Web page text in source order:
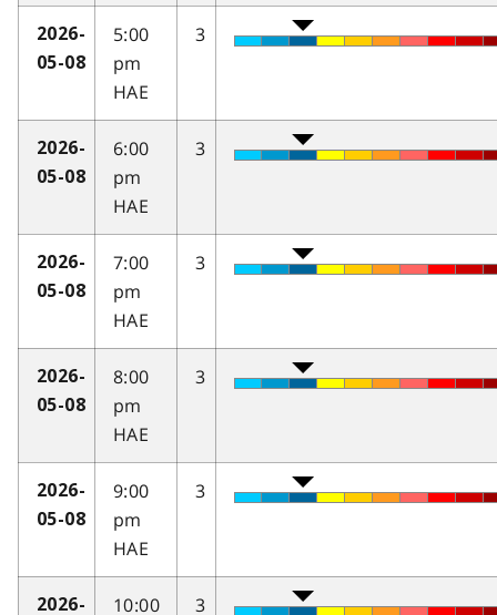
2026-
05-08
5:00
pm
HAE
3
2026-
05-08
6:00
pm
HAE
3
2026-
05-08
7:00
pm
HAE
3
2026-
05-08
8:00
pm
HAE
3
2026-
05-08
9:00
pm
HAE
3
2026- 10:00 3